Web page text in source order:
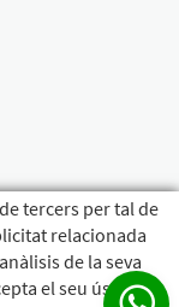
tercers per tal de
relacionada
de la seva
el seu ús. Pot